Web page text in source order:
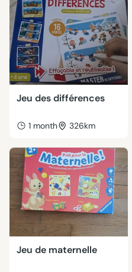
Jeu des différences
1 month 326km
Jeu de maternelle